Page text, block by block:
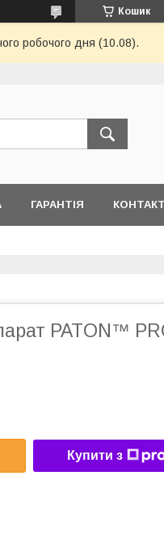
Кошик
робочого дня (10.08).
ГАРАНТІЯ
PATON™
Купити з